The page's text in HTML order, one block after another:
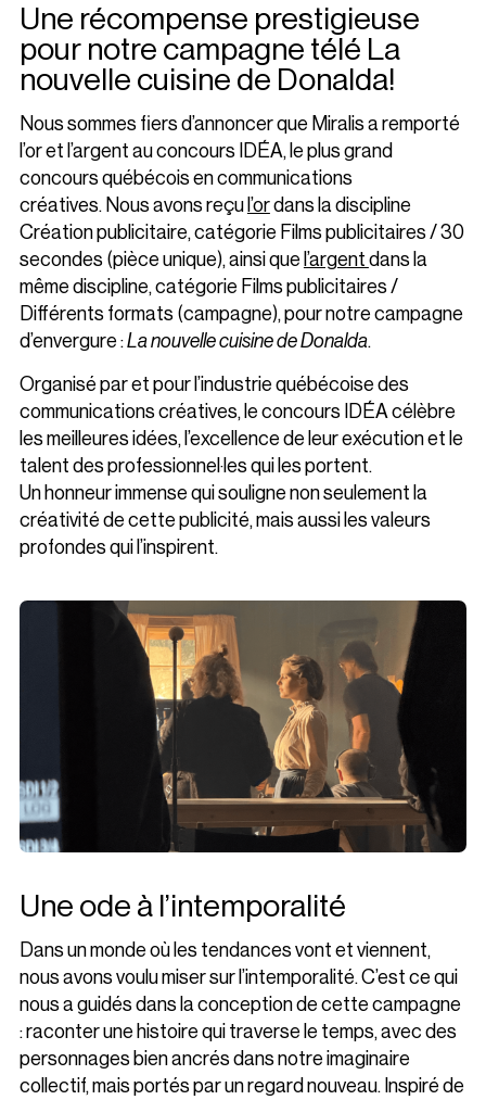
Une récompense prestigieuse
pour notre campagne télé La
nouvelle cuisine de Donalda!
Nous sommes fiers d’annoncer que Miralis a remporté
l’or et l’argent au concours IDÉA, le plus grand
concours québécois en communications
créatives. Nous avons reçu l’ordans la discipline
Création publicitaire, catégorie Films publicitaires / 30
secondes (pièce unique), ainsi que l’argent dans la
même discipline, catégorie Films publicitaires /
Différents formats (campagne), pour notre campagne
d’envergure :La nouvelle cuisine de Donalda.
Organisé par et pour l’industrie québécoise des
communications créatives, le concours IDÉA célèbre
les meilleures idées, l’excellence de leur exécution et le
talent des professionnel·les qui les portent.
Un honneur immense qui souligne non seulement la
créativité de cette publicité, mais aussi les valeurs
profondes qui l’inspirent.
Une ode à l’intemporalité
Dans un monde où les tendances vont et viennent,
nous avons voulu miser sur l’intemporalité. C’est ce qui
nous a guidés dans la conception de cette campagne
: raconter une histoire qui traverse le temps, avec des
personnages bien ancrés dans notre imaginaire
collectif, mais portés par un regard nouveau. Inspiré de